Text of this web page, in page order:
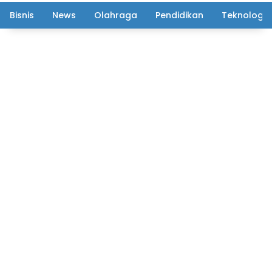
Bisnis News Olahraga Pendidikan Teknologi